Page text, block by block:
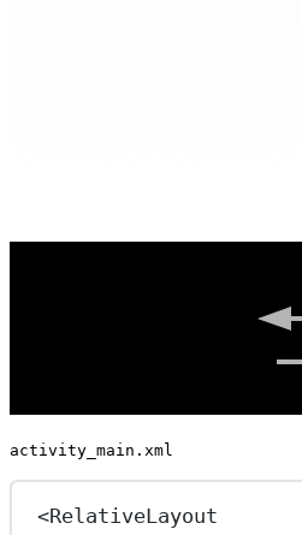
activity_main.xml
<RelativeLayout